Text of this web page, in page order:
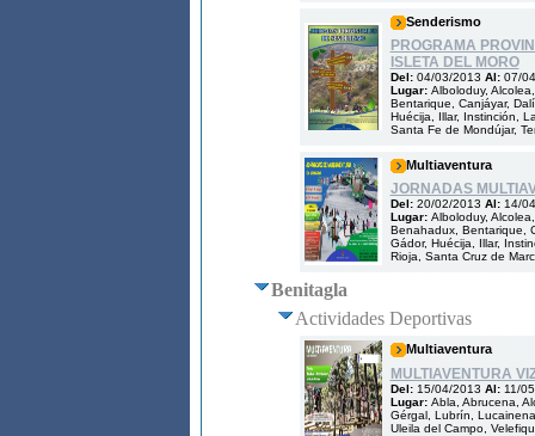
Senderismo
PROGRAMA
ISLETA DEL MORO
Del: 04/03/2013 Al: 07/
Lugar: Alboloduy,
Bentarique, Canjáyar,
Huécija, Illar, Instinción,
Santa Fe de Mondújar,
Multiaventura
JORNADAS
Del: 20/02/2013 Al: 14/
Lugar: Alboloduy,
Benahadux, Bentarique,
Gádor, Huécija, Illar,
Rioja, Santa Cruz de
Benitagla
Actividades Deportivas
Multiaventura
MULTIAVENTURA
Del: 15/04/2013 Al: 11/
Lugar: Abla, Abrucena,
Gérgal, Lubrín,
Uleila del Campo,